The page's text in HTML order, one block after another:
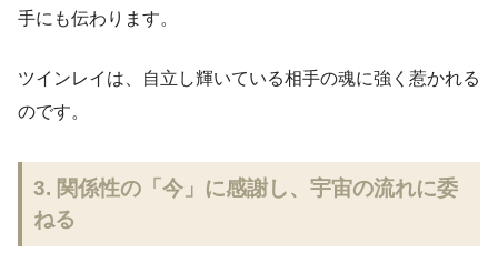
手にも伝わります。
ツインレイは、自立し輝いている相手の魂に強く惹かれる
のです。
3. 関係性の「今」に感謝し、宇宙の流れに委
ねる